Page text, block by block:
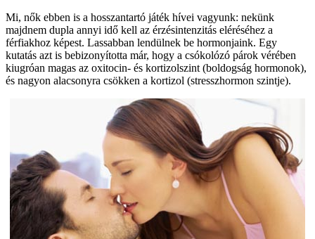
Mi, nők ebben is a hosszantartó játék hívei vagyunk: nekünk
majdnem dupla annyi idő kell az érzésintenzitás eléréséhez a
férfiakhoz képest. Lassabban lendülnek be hormonjaink. Egy
kutatás azt is bebizonyította már, hogy a csókolózó párok vérében
kiugróan magas az oxitocin- és kortizolszint (boldogság hormonok),
és nagyon alacsonyra csökken a kortizol (stresszhormon szintje).